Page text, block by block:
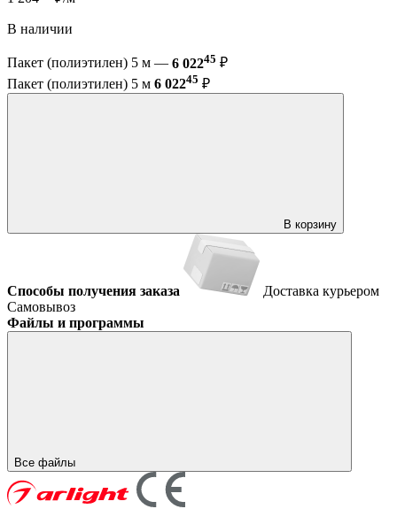
В наличии
Пакет (полиэтилен) 5 м — 6 02245 ₽
Пакет (полиэтилен) 5 м 6 02245 ₽
В корзину
Способы получения заказа
Доставка курьером
Самовывоз
Файлы и программы
Все файлы